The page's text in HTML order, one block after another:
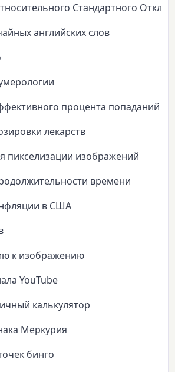
Стандартного
английских слов
процента попаданий
лекарств
пикселизации изображений
времени
в США
к изображению
YouTube
калькулятор
Меркурия
бинго